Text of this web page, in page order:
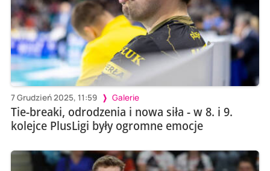
7 Grudzień 2025, 11:59 Galerie
Tie-breaki, odrodzenia i nowa siła - w 8. i 9.
kolejce PlusLigi były ogromne emocje